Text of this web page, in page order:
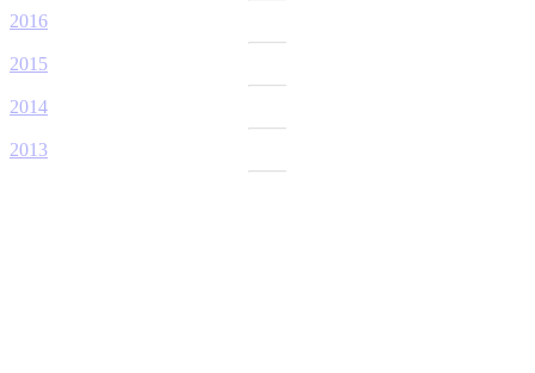
2016
2015
2014
2013